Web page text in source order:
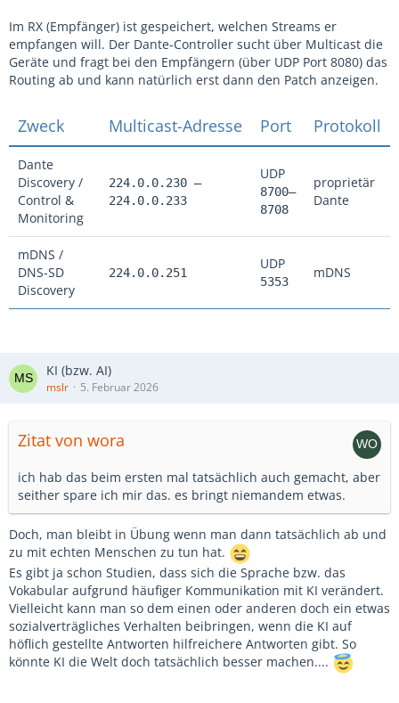
Im RX (Empfänger) ist gespeichert, welchen Streams er
empfangen will. Der Dante-Controller sucht über Multicast die
Geräte und fragt bei den Empfängern (über UDP Port 8080) das
Routing ab und kann natürlich erst dann den Patch anzeigen.
Zweck Multicast-Adresse Port Protokoll
Dante
Discovery /
Control &
Monitoring
224.0.0.230 –
224.0.0.233
UDP
8700–
8708
proprietär
Dante
mDNS /
DNS-SD
Discovery
224.0.0.251
UDP
5353
mDNS
KI (bzw. AI)
mslr 5. Februar 2026
Zitat von wora
ich hab das beim ersten mal tatsächlich auch gemacht, aber
seither spare ich mir das. es bringt niemandem etwas.
Doch, man bleibt in Übung wenn man dann tatsächlich ab und
zu mit echten Menschen zu tun hat.
Es gibt ja schon Studien, dass sich die Sprache bzw. das
Vokabular aufgrund häufiger Kommunikation mit KI verändert.
Vielleicht kann man so dem einen oder anderen doch ein etwas
sozialverträgliches Verhalten beibringen, wenn die KI auf
höflich gestellte Antworten hilfreichere Antworten gibt. So
könnte KI die Welt doch tatsächlich besser machen....